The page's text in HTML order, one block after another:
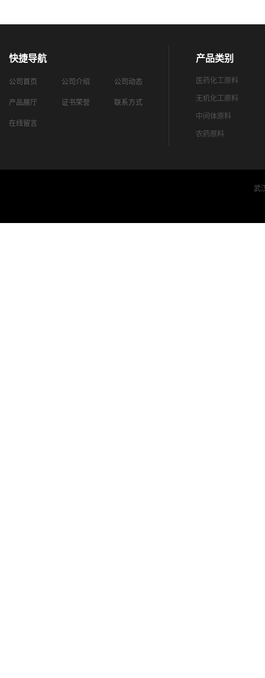
快捷导航
公司首页 公司介绍 公司动态
产品展厅 证书荣誉 联系方式
在线留言
产品类别
医药化工原料
无机化工原料
中间体原料
农药原料
武